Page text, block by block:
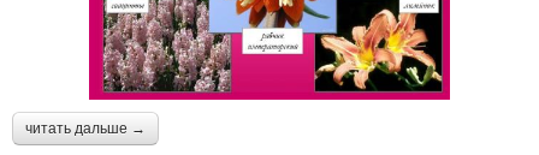
читать дальше →